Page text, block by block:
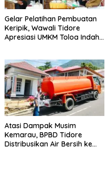
Gelar Pelatihan Pembuatan
Keripik, Wawali Tidore
Apresiasi UMKM Toloa Indah
Atasi Dampak Musim
Kemarau, BPBD Tidore
Distribusikan Air Bersih ke